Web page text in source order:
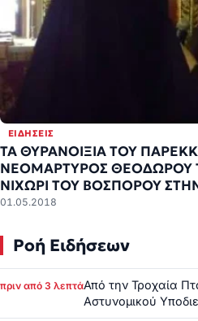
ΕΙΔΉΣΕΙΣ
ΤΑ ΘΥΡΑΝΟΙΞΙΑ ΤΟΥ
ΝΕΟΜΑΡΤΥΡΟΣ ΘΕΟΔΩΡΟΥ
ΝΙΧΩΡΙ ΤΟΥ ΒΟΣΠΟΡΟΥ
01.05.2018
Ροή Ειδήσεων
πριν από 3 λεπτάΑπό την Τροχαία
Αστυνομικού